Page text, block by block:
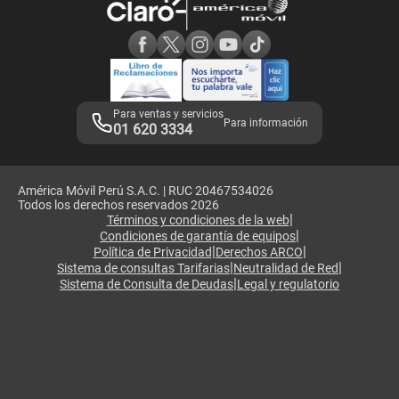
Adquirientes iPhone 6, 6S y SE
Mensaje de Seguridad
Términos y Condiciones de Tienda Claro
Libro de Reclamaciones
Legales de marketplace
Para ventas y servicios
01 620 3334 Para información
América Móvil Perú S.A.C. | RUC 20467534026
Todos los derechos reservados 2026
Términos y condiciones de la web|
Condiciones de garantía de equipos|
Política de Privacidad|Derechos ARCO|
Sistema de consultas Tarifarias|Neutralidad de Red|
Sistema de Consulta de Deudas|Legal y regulatorio